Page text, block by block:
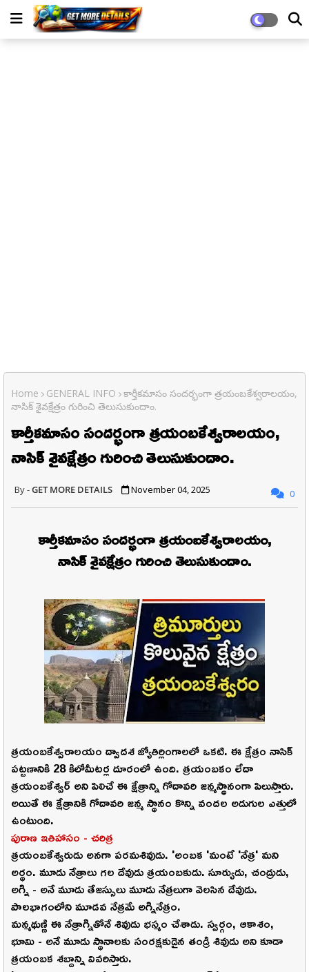
Home GENERAL INFO
కార్తీకమాసం సందర్భంగా త్రయంబకేశ్వరాలయం,
నాసిక్ శైవక్షేత్రం గురించి తెలుసుకుందాం.
కార్తీకమాసం సందర్భంగా త్రయంబకేశ్వరాలయం,
నాసిక్ శైవక్షేత్రం గురించి తెలుసుకుందాం.
GET MORE DETAILS November 04, 2025 0
కార్తీకమాసం సందర్భంగా త్రయంబకేశ్వరాలయం,
నాసిక్ శైవక్షేత్రం గురించి తెలుసుకుందాం.
త్రయంబకేశ్వరాలయం ద్వాదశ జ్యోతిర్లింగాలలో ఒకటి. ఈ క్షేత్రం నాసిక్
పట్టణానికి 28 కిలోమీటర్ల దూరంలో ఉంది. త్రయంబకం లేదా
త్రయంబకేశ్వర్ అని పిలిచే ఈ క్షేత్రాన్ని గోదావరి జన్మస్థానంగా పిలుస్తారు.
అయితే ఈ క్షేత్రానికి గోదావరి జన్మ స్థానం కొన్ని వందల అడుగుల ఎత్తులో
ఉంటుంది.
పురాణ ఇతిహాసం - చరిత్ర
త్రయంబకేశ్వరుడు అనగా పరమశివుడు. 'అంబక 'మంటే 'నేత్ర' మని
అర్థం. మూడు నేత్రాలు గల దేవుడు త్రయంబకుడు. సూర్యుడు, చంద్రుడు,
అగ్ని - అనే మూడు తేజస్సులు మూడు నేత్రలుగా వెలసిన దేవుడు.
పాలభాగంలోని మూడవ నేత్రమే అగ్నినేత్రం.
మన్మథుణ్ణి ఈ నేత్రాగ్నితోనే శివుడు భస్మం చేశాడు. స్వర్గం, ఆకాశం,
భూమి - అనే మూడు స్థానాలకు సంరక్షకుడైన తండ్రి శివుడు అని కూడా
త్రయంబక శబ్దాన్ని వివరిస్తారు.